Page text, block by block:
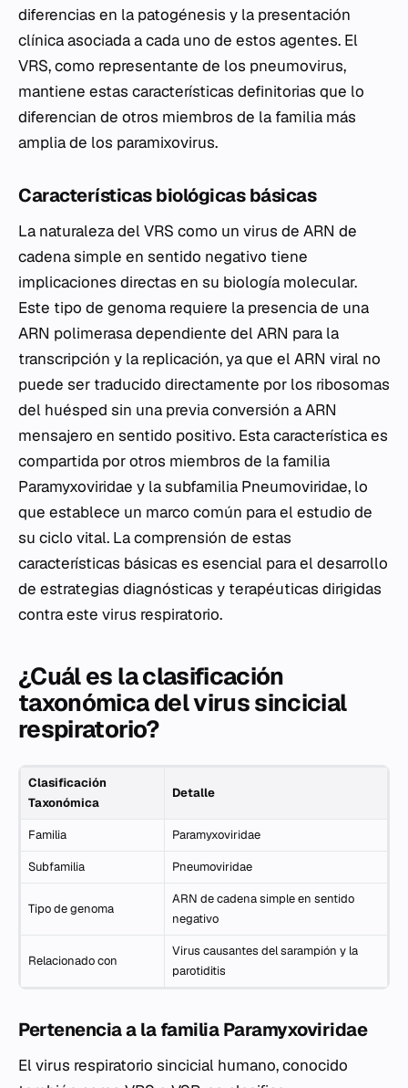
diferencias en la patogénesis y la presentación
clínica asociada a cada uno de estos agentes. El
VRS, como representante de los pneumovirus,
mantiene estas características definitorias que lo
diferencian de otros miembros de la familia más
amplia de los paramixovirus.
Características biológicas básicas
La naturaleza del VRS como un virus de ARN de
cadena simple en sentido negativo tiene
implicaciones directas en su biología molecular.
Este tipo de genoma requiere la presencia de una
ARN polimerasa dependiente del ARN para la
transcripción y la replicación, ya que el ARN viral no
puede ser traducido directamente por los ribosomas
del huésped sin una previa conversión a ARN
mensajero en sentido positivo. Esta característica es
compartida por otros miembros de la familia
Paramyxoviridae y la subfamilia Pneumoviridae, lo
que establece un marco común para el estudio de
su ciclo vital. La comprensión de estas
características básicas es esencial para el desarrollo
de estrategias diagnósticas y terapéuticas dirigidas
contra este virus respiratorio.
¿Cuál es la clasificación
taxonómica del virus sincicial
respiratorio?
Clasificación
Taxonómica
Detalle
Familia Paramyxoviridae
Subfamilia Pneumoviridae
Tipo de genoma
ARN de cadena simple en sentido
negativo
Relacionado con
Virus causantes del sarampión y la
parotiditis
Pertenencia a la familia Paramyxoviridae
El virus respiratorio sincicial humano, conocido